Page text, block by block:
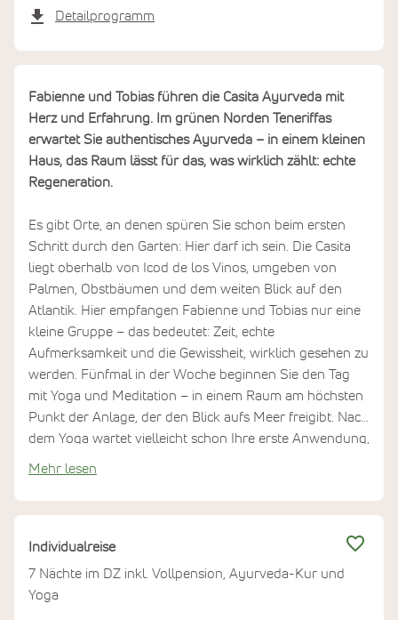
Detailprogramm
Fabienne und Tobias führen die Casita Ayurveda mit
Herz und Erfahrung. Im grünen Norden Teneriffas
erwartet Sie authentisches Ayurveda – in einem kleinen
Haus, das Raum lässt für das, was wirklich zählt: echte
Regeneration.
Es gibt Orte, an denen spüren Sie schon beim ersten
Schritt durch den Garten: Hier darf ich sein. Die Casita
liegt oberhalb von Icod de los Vinos, umgeben von
Palmen, Obstbäumen und dem weiten Blick auf den
Atlantik. Hier empfangen Fabienne und Tobias nur eine
kleine Gruppe – das bedeutet: Zeit, echte
Aufmerksamkeit und die Gewissheit, wirklich gesehen zu
werden. Fünfmal in der Woche beginnen Sie den Tag
mit Yoga und Meditation – in einem Raum am höchsten
Punkt der Anlage, der den Blick aufs Meer freigibt. Nach
dem Yoga wartet vielleicht schon Ihre erste Anwendung,
Mahlzeiten werden aus biologisch angebauten Zutaten
Garten. Was bleibt, ist mehr als Erholung: ein Körper,
der sich leichter anfühlt, und Gedanken, die klarer
werden.
Mehr lesen
Individualreise
7 Nächte im DZ inkl. Vollpension, Ayurveda-Kur und
Yoga